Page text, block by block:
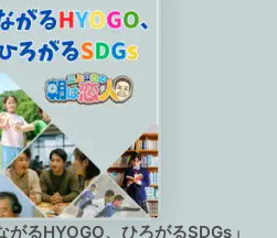
るHYOGO、ひろがるSDGs」